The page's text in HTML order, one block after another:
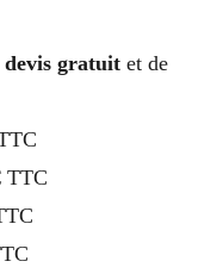
devis gratuit et de
TTC